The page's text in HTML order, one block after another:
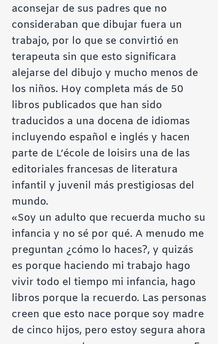
aconsejar de sus padres que no
consideraban que dibujar fuera un
trabajo, por lo que se convirtió en
terapeuta sin que esto significara
alejarse del dibujo y mucho menos de
los niños. Hoy completa más de 50
libros publicados que han sido
traducidos a una docena de idiomas
incluyendo español e inglés y hacen
parte de L’école de loisirs una de las
editoriales francesas de literatura
infantil y juvenil más prestigiosas del
mundo.
«Soy un adulto que recuerda mucho su
infancia y no sé por qué. A menudo me
preguntan ¿cómo lo haces?, y quizás
es porque haciendo mi trabajo hago
vivir todo el tiempo mi infancia, hago
libros porque la recuerdo. Las personas
creen que esto nace porque soy madre
de cinco hijos, pero estoy segura ahora